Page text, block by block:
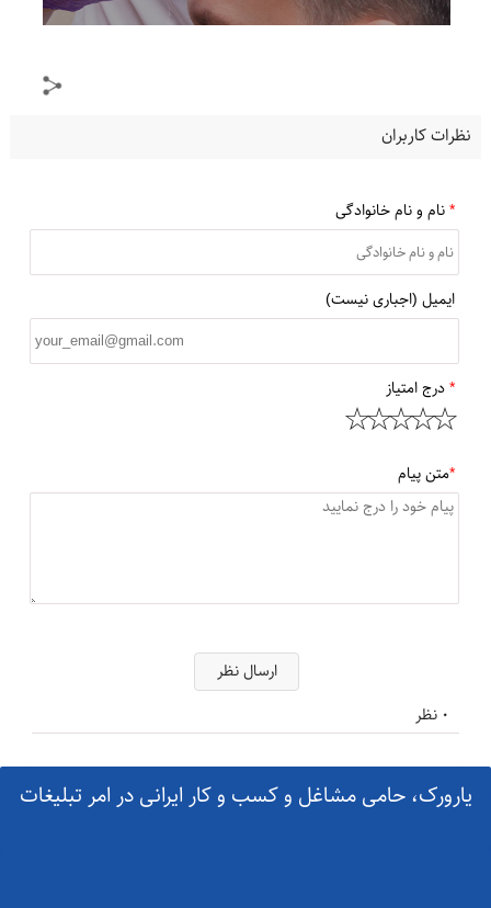
نظرات کاربران
*نام و نام خانوادگی
ایمیل (اجباری نیست)
*درج امتیاز
*متن پیام
ارسال نظر
0 نظر
یارورک، حامی مشاغل و کسب و کار ایرانی در امر تبلیغات